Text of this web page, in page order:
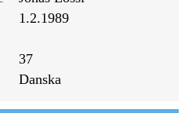
1.2.1989
37
Danska